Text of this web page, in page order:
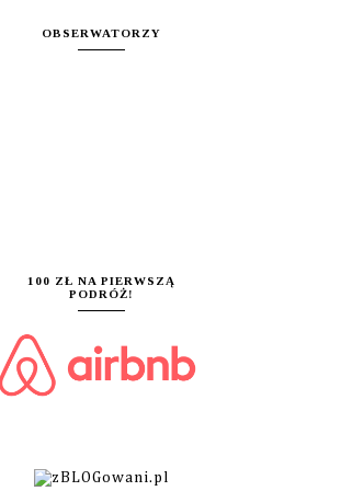
OBSERWATORZY
100 ZŁ NA PIERWSZĄ
PODRÓŻ!